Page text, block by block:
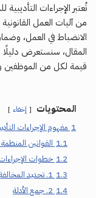
تُعتبر الإجراءات
من آليات العمل
الانضباط في العمل،
المقال، سنستعرض دليلًا
قيمة لكل من
المحتويات إخفاء
1 مفهوم الإجراءات
1.1 القوانين المنظمة
1.2 خطوات الإجراءات
1.3 1. تحديد المخالفة
1.4 2. جمع الأدلة